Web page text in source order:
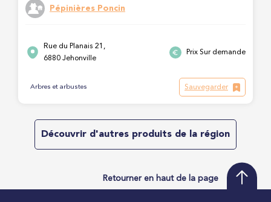
Pépinières Poncin
Rue du Planais 21,
6880 Jehonville
Prix Sur demande
Arbres et arbustes Sauvegarder
Découvrir d'autres produits de la région
Retourner en haut de la page